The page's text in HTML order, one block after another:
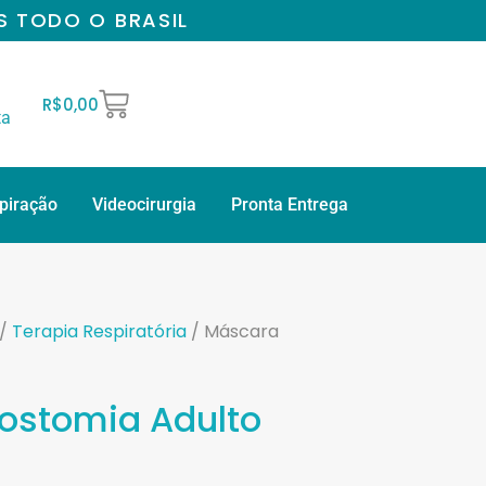
TODO O BRASIL
R$0,00
Videocirurgia Pronta Entrega
Terapia Respiratória/ Máscara
Adulto